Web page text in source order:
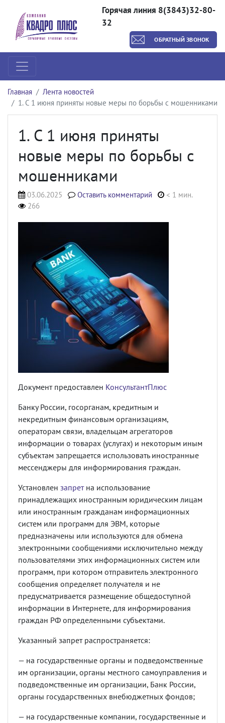
Горячая линия 8(3843)32-80-
32
ОБРАТНЫЙ ЗВОНОК
Главная
Лента новостей
1. С 1 июня приняты новые меры по борьбы с мошенниками
1. С 1 июня приняты
новые меры по борьбы с
мошенниками
03.06.2025 Оставить комментарий
< 1 мин.
266
Документ предоставлен КонсультантПлюс
Банку России, госорганам, кредитным и
некредитным финансовым организациям,
операторам связи, владельцам агрегаторов
информации о товарах (услугах) и некоторым иным
субъектам запрещается использовать иностранные
мессенджеры для информирования граждан.
Установлен запретна использование
принадлежащих иностранным юридическим лицам
или иностранным гражданам информационных
систем или программ для ЭВМ, которые
предназначены или используются для обмена
электронными сообщениями исключительно между
пользователями этих информационных систем или
программ, при котором отправитель электронного
сообщения определяет получателя и не
предусматривается размещение общедоступной
информации в Интернете, для информирования
граждан РФ определенными субъектами.
Указанный запрет распространяется:
— на государственные органы и подведомственные
им организации, органы местного самоуправления и
подведомственные им организации, Банк России,
органы государственных внебюджетных фондов;
— на государственные компании, государственные и